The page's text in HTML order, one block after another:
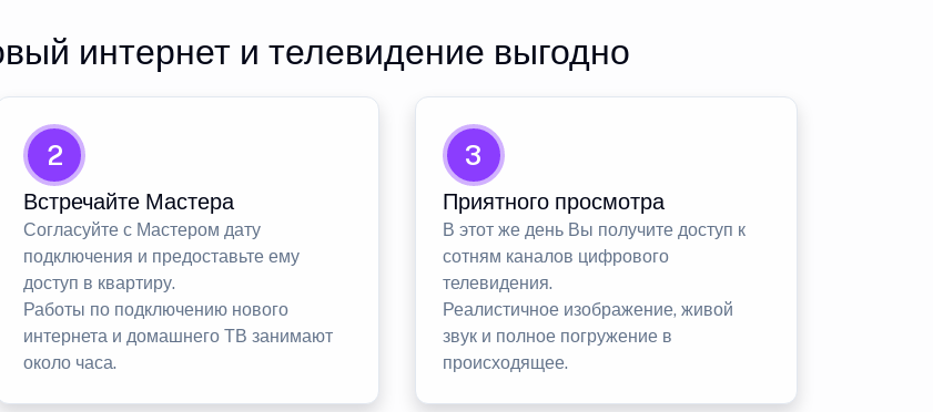
интернет и телевидение выгодно
2
Встречайте Мастера
Согласуйте с Мастером дату
подключения и предоставьте ему
доступ в квартиру.
Работы по подключению нового
интернета и домашнего ТВ занимают
около часа.
3
Приятного просмотра
В этот же день Вы получите доступ к
сотням каналов цифрового
телевидения.
Реалистичное изображение, живой
звук и полное погружение в
происходящее.